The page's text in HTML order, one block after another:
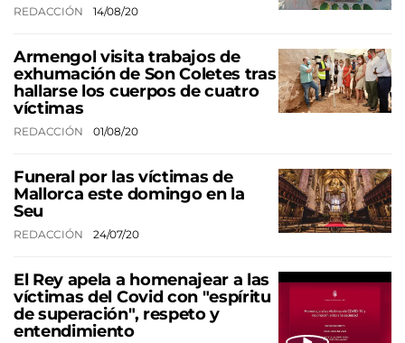
REDACCIÓN 14/08/20
Armengol visita trabajos de
exhumación de Son Coletes tras
hallarse los cuerpos de cuatro
víctimas
REDACCIÓN 01/08/20
Funeral por las víctimas de
Mallorca este domingo en la
Seu
REDACCIÓN 24/07/20
El Rey apela a homenajear a las
víctimas del Covid con "espíritu
de superación", respeto y
entendimiento